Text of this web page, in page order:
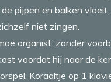
pijpen en balken
niet zingen.
organist: zonder
voordat hij naar de
Koraaltje op 1